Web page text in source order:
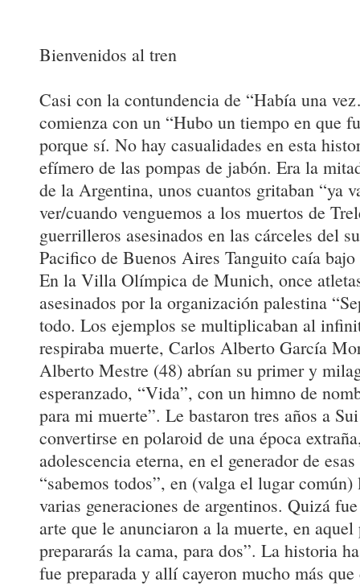
Bienvenidos al tren
Casi con la contundencia de “Había una
comienza con un “Hubo un tiempo en que
porque sí. No hay casualidades en esta
efímero de las pompas de jabón. Era la
de la Argentina, unos cuantos gritaban “ya
ver/cuando venguemos a los muertos de
guerrilleros asesinados en las cárceles del
Pacifico de Buenos Aires Tanguito caía
En la Villa Olímpica de Munich, once
asesinados por la organización palestina
todo. Los ejemplos se multiplicaban al
respiraba muerte, Carlos Alberto García
Alberto Mestre (48) abrían su primer y
esperanzado, “Vida”, con un himno de
para mi muerte”. Le bastaron tres años a
convertirse en polaroid de una época
adolescencia eterna, en el generador de
“sabemos todos”, en (valga el lugar
varias generaciones de argentinos. Quizá
arte que le anunciaron a la muerte, en
prepararás la cama, para dos”. La historia
fue preparada y allí cayeron mucho más que